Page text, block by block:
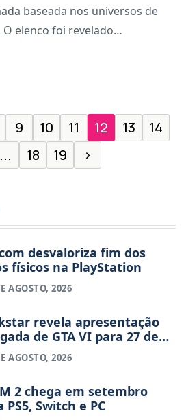
baseada nos universos de
elenco foi revelado
vai visitar um universo
9 10 11 12 13
14
... 18 19 ›
desvaloriza fim dos
físicos na PlayStation
AGOSTO, 2026
revela apresentação
de GTA VI para 27 de
AGOSTO, 2026
2 chega em setembro
PS5, Switch e PC